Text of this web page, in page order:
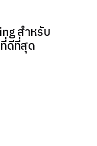
สำหรับ
ที่ดีที่สุด